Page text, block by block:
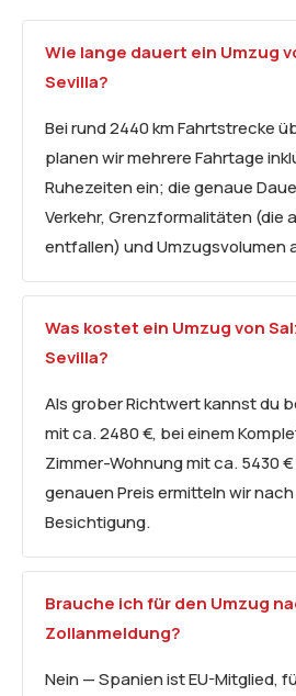
Wie lange dauert ein Umzug
Sevilla?
Bei rund 2440 km Fahrtstrecke
planen wir mehrere Fahrtage
Ruhezeiten ein; die genaue
Verkehr, Grenzformalitäten (die
entfallen) und Umzugsvolumen
Was kostet ein Umzug von
Sevilla?
Als grober Richtwert kannst du
mit ca. 2480 €, bei einem
Zimmer-Wohnung mit ca. 5430
genauen Preis ermitteln wir
Besichtigung.
Brauche ich für den Umzug
Zollanmeldung?
Nein — Spanien ist EU-Mitglied,